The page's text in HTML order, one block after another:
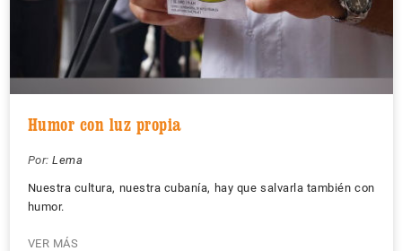
Humor con luz propia
Por: Lema
Nuestra cultura, nuestra cubanía, hay que salvarla también con
humor.
VER MÁS